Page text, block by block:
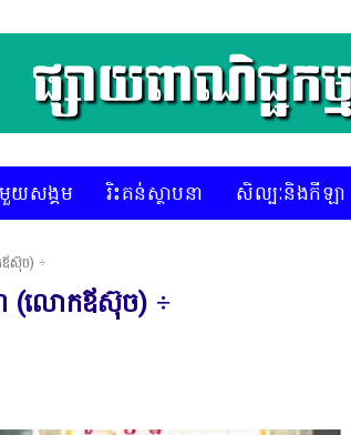
យសង្គម រិះគន់ស្ថាបនា សិល្បៈនិងកីឡា
ឪស៊ុច) ÷
(លោកឪស៊ុច) ÷
* គេហទំព័រ ស៊ីអ